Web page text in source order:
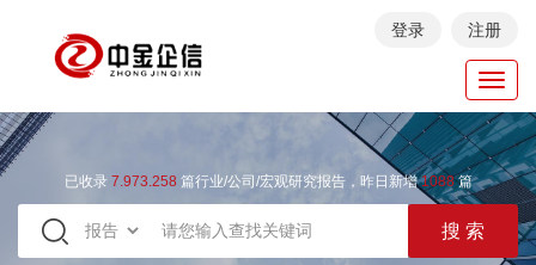
登录 注册
已收录 7.973.258 篇行业/公司/宏观研究报告，昨日新增1088篇